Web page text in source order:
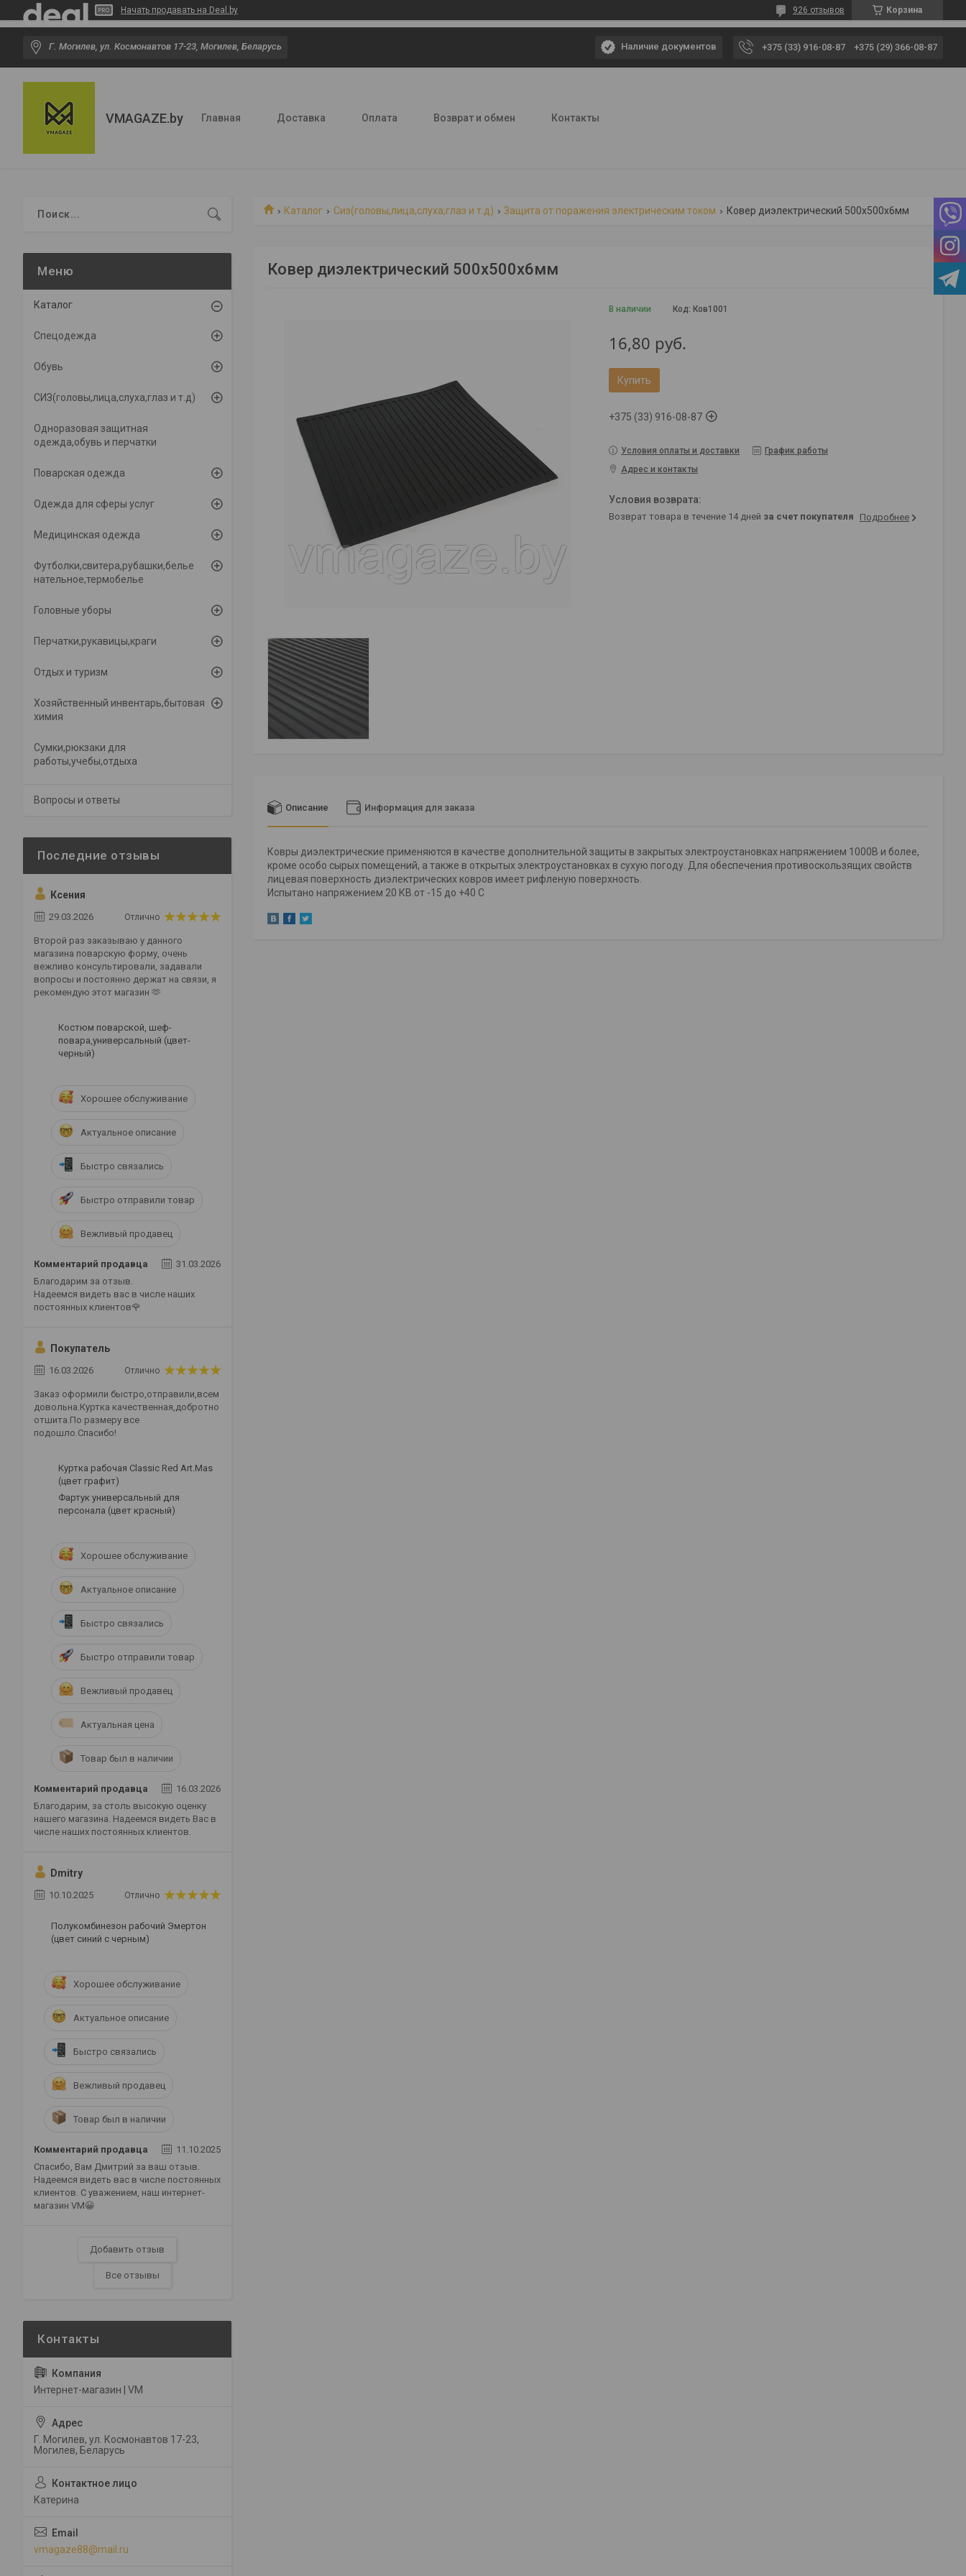
Начать продавать на Deal.by Корзина
926 отзывов
Г. Могилев, ул. Космонавтов 17-23, Могилев, Беларусь Наличие документов +375 (33) 916-08-87 +375 (29) 366-08-87
VMAGAZE.by Главная Доставка Оплата Возврат и обмен Контакты
Каталог Сиз(головы,лица,слуха,глаз и т.д) Защита от поражения электрическим током Ковер диэлектрический 500х500х6мм
Ковер диэлектрический 500х500х6мм
В наличии Код: Ков1001
16,80 руб.
Купить
+375 (33) 916-08-87
Условия оплаты и доставки
График работы
Адрес и контакты
возврат товара в течение 14 дней за счет покупателя Подробнее
Описание Информация для заказа
Ковры диэлектрические применяются в качестве дополнительной защиты в закрытых электроустановках напряжением 1000В и более,
кроме особо сырых помещений, а также в открытых электроустановках в сухую погоду. Для обеспечения противоскользящих свойств
лицевая поверхность диэлектрических ковров имеет рифленую поверхность.
Испытано напряжением 20 КВ.от -15 до +40 С
Каталог
Спецодежда
Обувь
СИЗ(головы,лица,слуха,глаз и т.д)
Одноразовая защитная
одежда,обувь и перчатки
Поварская одежда
Одежда для сферы услуг
Медицинская одежда
Футболки,свитера,рубашки,белье
нательное,термобелье
Головные уборы
Перчатки,рукавицы,краги
Отдых и туризм
Хозяйственный инвентарь,бытовая
химия
Сумки,рюкзаки для
работы,учебы,отдыха
Вопросы и ответы
Ксения
29.03.2026 Отлично
Второй раз заказываю у данного
магазина поварскую форму, очень
вежливо консультировали, задавали
вопросы и постоянно держат на связи, я
рекомендую этот магазин 🫶
Костюм поварской, шеф-
повара,универсальный (цвет-
черный)
Хорошее обслуживание
Актуальное описание
Быстро связались
Быстро отправили товар
Вежливый продавец
Комментарий продавца
31.03.2026
Благодарим за отзыв.
Надеемся видеть вас в числе наших
постоянных клиентов🌹
Покупатель
16.03.2026 Отлично
Заказ оформили быстро,отправили,всем
довольна.Куртка качественная,добротно
отшита.По размеру все
подошло.Спасибо!
Куртка рабочая Classic Red Art.Mas
(цвет графит)
Фартук универсальный для
персонала (цвет красный)
Хорошее обслуживание
Актуальное описание
Быстро связались
Быстро отправили товар
Вежливый продавец
Актуальная цена
Товар был в наличии
Комментарий продавца
16.03.2026
Благодарим, за столь высокую оценку
нашего магазина. Надеемся видеть Вас в
числе наших постоянных клиентов.
Dmitry
10.10.2025 Отлично
Полукомбинезон рабочий Эмертон
(цвет синий с черным)
Хорошее обслуживание
Актуальное описание
Быстро связались
Вежливый продавец
Товар был в наличии
Комментарий продавца
11.10.2025
Спасибо, Вам Дмитрий за ваш отзыв.
Надеемся видеть вас в числе постоянных
клиентов. С уважением, наш интернет-
магазин VM😀
Добавить отзыв
Все отзывы
Интернет-магазин | VM
Г. Могилев, ул. Космонавтов 17-23,
Могилев, Беларусь
Катерина
vmagaze88@mail.ru